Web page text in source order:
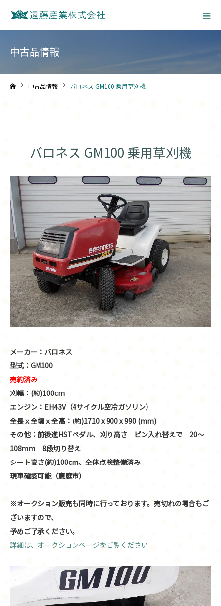
中古品情報
中古品情報 バロネス GM100 乗用草刈機
バロネス GM100 乗用草刈機
メーカー：バロネス
型式：GM100
売約済み
刈幅：(約)100cm
エンジン：EH43V（4サイクル空冷ガソリン）
全長ｘ全幅ｘ全高：(約)1710 x 900 x 990 (mm)
その他：前後進HSTペダル、刈り高さ ピン入れ替えで 20～
108ｍｍ 8段切り替え
シート高さ(約)100cm、全体点検整備済み
現車確認可能（恵庭市）
※オークション販売も同時に行っております。売切れの場合もご
ざいますので、
予めご了承ください。
詳細は、オークションページをご覧ください